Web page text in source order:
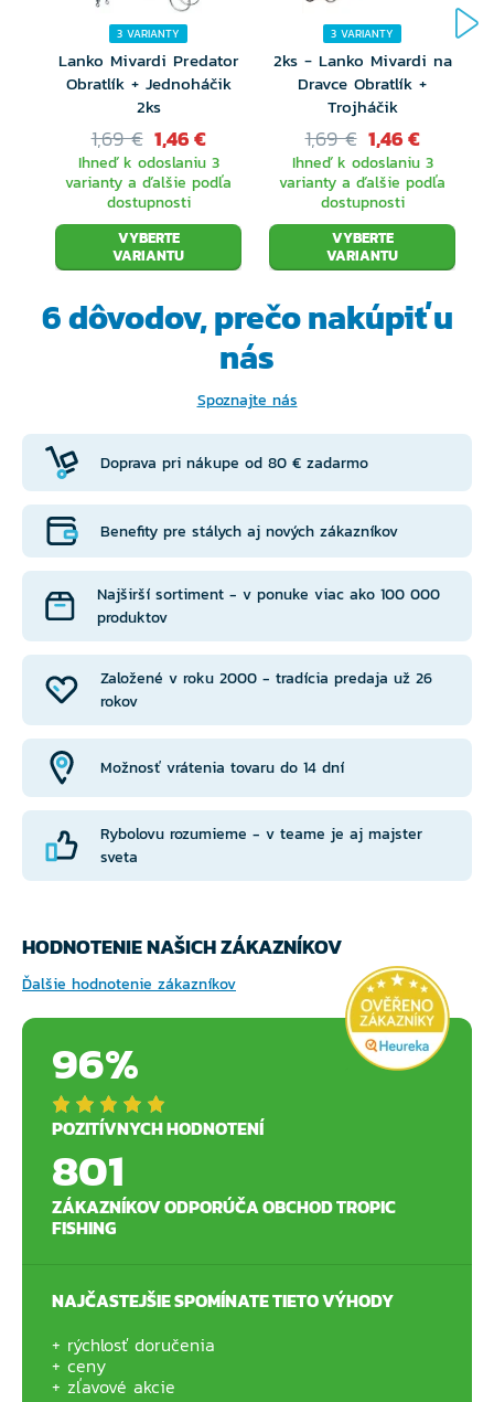
3 VARIANTY
Lanko Mivardi Predator
Obratlík + Jednoháčik
2ks
1,69 € 1,46 €
Ihneď k odoslaniu 3
varianty a ďalšie podľa
dostupnosti
VYBERTE
VARIANTU
3 VARIANTY
2ks - Lanko Mivardi na
Dravce Obratlík +
Trojháčik
1,69 € 1,46 €
Ihneď k odoslaniu 3
varianty a ďalšie podľa
dostupnosti
VYBERTE
VARIANTU
6 dôvodov, prečonakúpiť u
nás
Spoznajte nás
Doprava pri nákupe od 80 € zadarmo
Založené v roku 2000 - tradícia predaja už 26
rokov
Benefity pre stálych aj nových zákazníkov
Možnosť vrátenia tovaru do 14 dní
Najširší sortiment - v ponuke viac ako 100 000
produktov
Rybolovu rozumieme - v teame je aj majster
sveta
HODNOTENIE NAŠICH ZÁKAZNÍKOV
Ďalšie hodnotenie zákazníkov
96%
POZITÍVNYCH HODNOTENÍ
801
ZÁKAZNÍKOV ODPORÚČA OBCHOD TROPIC
FISHING
NAJČASTEJŠIE SPOMÍNATE TIETO VÝHODY
rýchlosť doručenia
ceny
zľavové akcie